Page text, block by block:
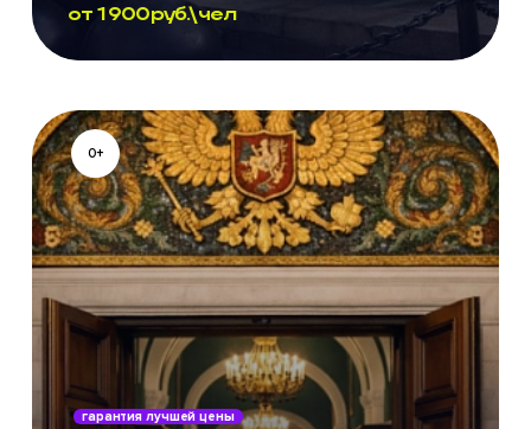
от 1 900руб.\чел
гарантия лучшей цены
0+